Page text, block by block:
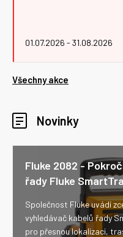
01.07.2026 - 31.08.2026
Všechny akce
Novinky
Fluke 2082 -
řady Fluke
Společnost Fluke uvádí
vyhledávač kabelů řady
pro přesnou lokalizaci,